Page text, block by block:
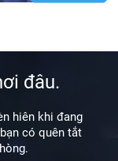
đâu.
hiên khi đang
có quên tắt